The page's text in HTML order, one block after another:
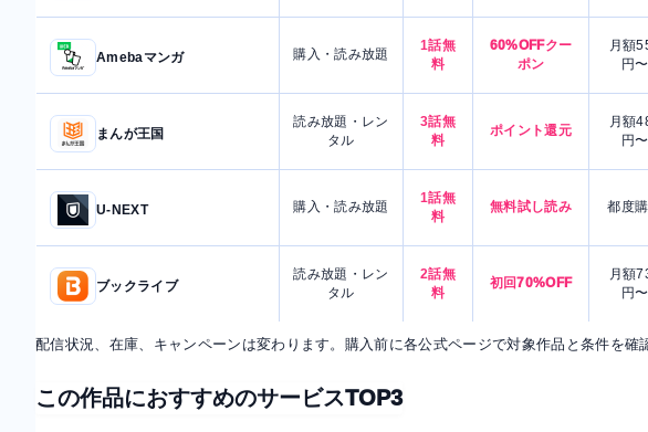
Amebaマンガ 購入・読み放題
1話無
料
60%OFFクー
ポン
月額
円〜
まんが王国
読み放題・レン
タル
3話無
料
ポイント還元
月額
円〜
U-NEXT 購入・読み放題
1話無
料
無料試し読み 都度
ブックライブ
読み放題・レン
タル
2話無
料
初回70%OFF
月額
円〜
配信状況、在庫、キャンペーンは変わります。購入前に各公式ページで対象作品と条件を確
この作品におすすめのサービスTOP3